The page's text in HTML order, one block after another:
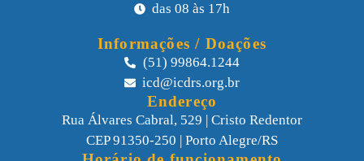
das 08 às 17h
Informações / Doações
(51) 99864.1244
icd@icdrs.org.br
Endereço
Rua Álvares Cabral, 529 | Cristo Redentor
CEP 91350-250 | Porto Alegre/RS